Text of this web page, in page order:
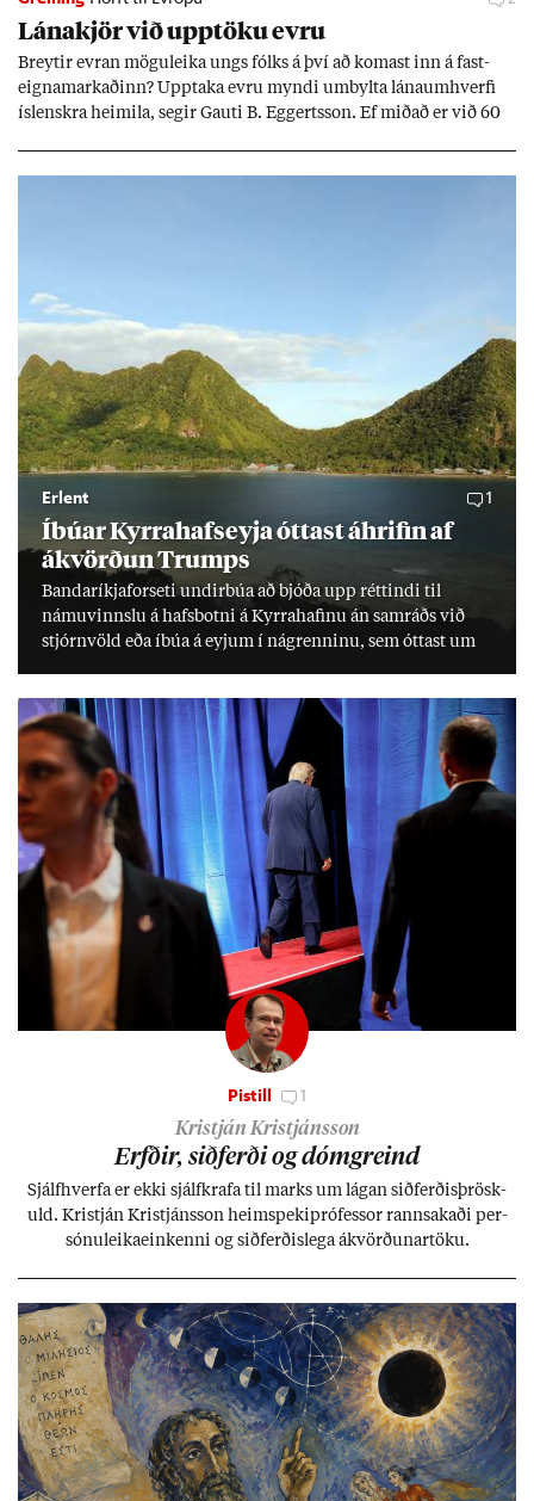
Lána­kjör við upp­töku evru
Breyt­ir evr­an mögu­leika ungs fólks á því að kom­ast inn á fast­
eigna­mark­að­inn? Upp­taka evru myndi um­bylta lánaum­hverfi
ís­lenskra heim­ila, seg­ir Gauti B. Eggerts­son. Ef mið­að er við 60
Erlent 1
Íbú­ar Kyrra­hafs­eyja ótt­ast áhrif­in af
ákvörð­un Trumps
Banda­ríkja­for­seti und­ir­búa að bjóða upp rétt­indi til
námu­vinnslu á hafs­botni á Kyrra­haf­inu án sam­ráðs við
stjórn­völd eða íbúa á eyj­um í ná­grenn­inu, sem ótt­ast um
Pistill 1
Kristján Kristjánsson
Erfð­ir, sið­ferði og dómgreind
Sjálf­hverfa er ekki sjálf­krafa til marks um lág­an sið­ferð­is­þrösk­
uld. Kristján Kristjáns­son heim­speki­pró­fess­or rann­sak­aði per­
sónu­leika­ein­kenni og sið­ferð­is­lega ákvörð­un­ar­töku.